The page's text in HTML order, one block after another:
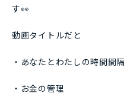
す👀
動画タイトルだと
・あなたとわたしの時間間隔
・お金の管理